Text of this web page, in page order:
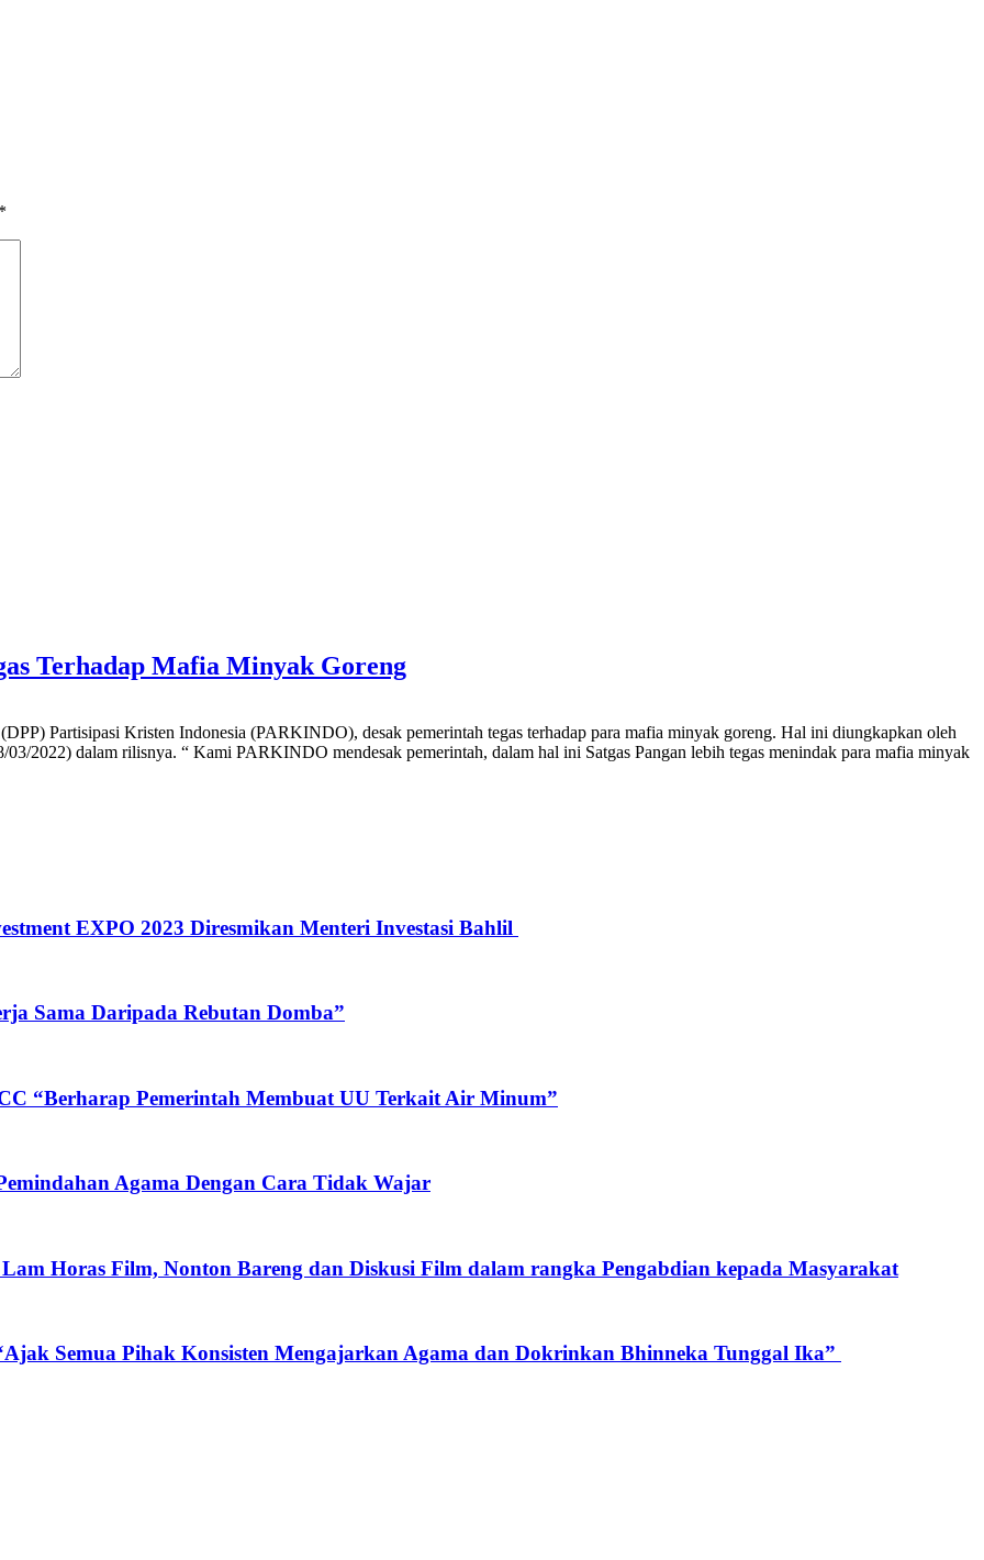
*
Terhadap Mafia Minyak Goreng
Partisipasi Kristen Indonesia (PARKINDO), desak pemerintah tegas terhadap para mafia minyak goreng. Hal ini diungkapkan oleh
2022) dalam rilisnya. “ Kami PARKINDO mendesak pemerintah, dalam hal ini Satgas Pangan lebih tegas menindak para mafia minyak
EXPO 2023 Diresmikan Menteri Investasi Bahlil
Sama Daripada Rebutan Domba”
“Berharap Pemerintah Membuat UU Terkait Air Minum”
Agama Dengan Cara Tidak Wajar
Horas Film, Nonton Bareng dan Diskusi Film dalam rangka Pengabdian kepada Masyarakat
Semua Pihak Konsisten Mengajarkan Agama dan Dokrinkan Bhinneka Tunggal Ika”